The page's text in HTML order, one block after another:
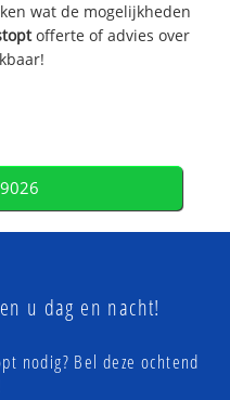
wat de mogelijkheden
offerte of advies over
u dag en nacht!
nodig? Bel deze ochtend